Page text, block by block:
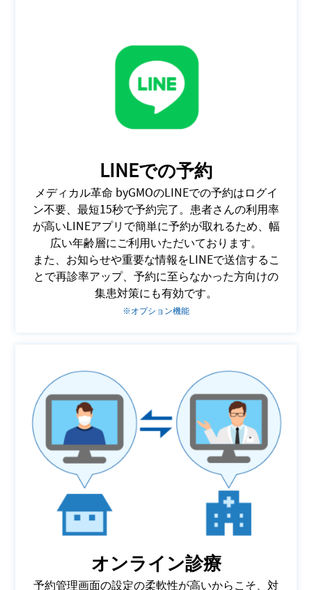
LINEでの予約
メディカル革命 byGMOのLINEでの予約はログイ
ン不要、最短15秒で予約完了。患者さんの利用率
が高いLINEアプリで簡単に予約が取れるため、幅
広い年齢層にご利用いただいております。
また、お知らせや重要な情報をLINEで送信するこ
とで再診率アップ、予約に至らなかった方向けの
集患対策にも有効です。
※オプション機能
オンライン診療
予約管理画面の設定の柔軟性が高いからこそ、対